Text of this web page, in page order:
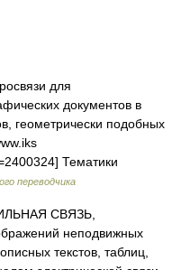
для
документов в
геометрически подобных
Тематики
переводчика
СВЯЗЬ,
неподвижных
текстов, таблиц,